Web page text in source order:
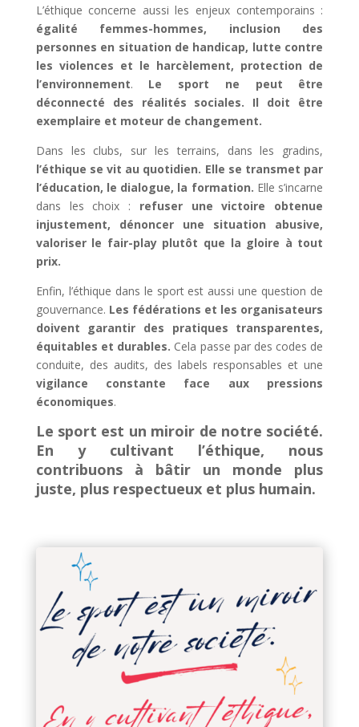
L’éthique concerne aussi les enjeux contemporains :
égalité femmes-hommes, inclusion des
personnes en situation de handicap, lutte contre
les violences et le harcèlement, protection de
l’environnement. Le sport ne peut être
déconnecté des réalités sociales. Il doit être
exemplaire et moteur de changement.
Dans les clubs, sur les terrains, dans les gradins,
l’éthique se vit au quotidien. Elle se transmet par
l’éducation, le dialogue, la formation. Elle s’incarne
dans les choix : refuser une victoire obtenue
injustement, dénoncer une situation abusive,
valoriser le fair-play plutôt que la gloire à tout
prix.
Enfin, l’éthique dans le sport est aussi une question de
gouvernance. Les fédérations et les organisateurs
doivent garantir des pratiques transparentes,
équitables et durables. Cela passe par des codes de
conduite, des audits, des labels responsables et une
vigilance constante face aux pressions
économiques.
Le sport est un miroir de notre société.
En y cultivant l’éthique, nous
contribuons à bâtir un monde plus
juste, plus respectueux et plus humain.